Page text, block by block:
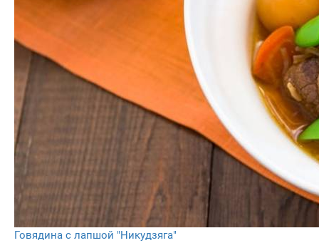
Говядина с лапшой "Никудзяга"